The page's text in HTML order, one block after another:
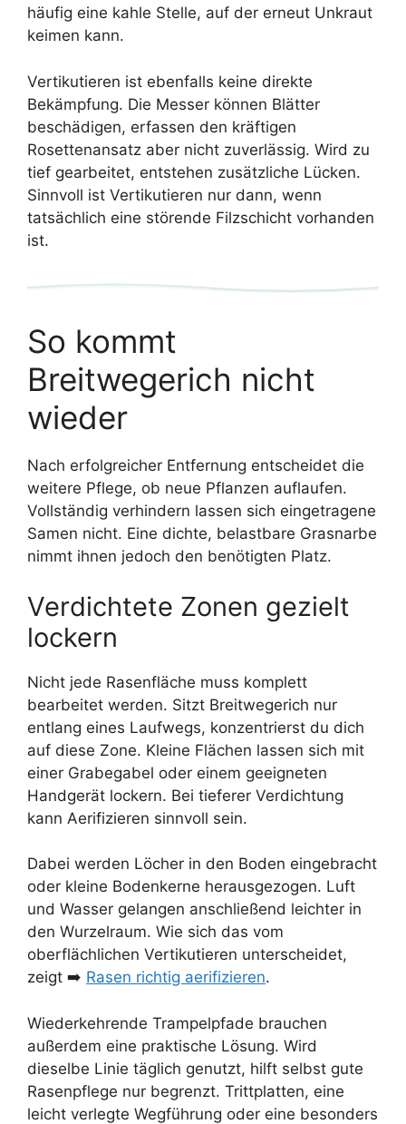
häufig eine kahle Stelle, auf der erneut Unkraut
keimen kann.
Vertikutieren ist ebenfalls keine direkte
Bekämpfung. Die Messer können Blätter
beschädigen, erfassen den kräftigen
Rosettenansatz aber nicht zuverlässig. Wird zu
tief gearbeitet, entstehen zusätzliche Lücken.
Sinnvoll ist Vertikutieren nur dann, wenn
tatsächlich eine störende Filzschicht vorhanden
ist.
So kommt
Breitwegerich nicht
wieder
Nach erfolgreicher Entfernung entscheidet die
weitere Pflege, ob neue Pflanzen auflaufen.
Vollständig verhindern lassen sich eingetragene
Samen nicht. Eine dichte, belastbare Grasnarbe
nimmt ihnen jedoch den benötigten Platz.
Verdichtete Zonen gezielt
lockern
Nicht jede Rasenfläche muss komplett
bearbeitet werden. Sitzt Breitwegerich nur
entlang eines Laufwegs, konzentrierst du dich
auf diese Zone. Kleine Flächen lassen sich mit
einer Grabegabel oder einem geeigneten
Handgerät lockern. Bei tieferer Verdichtung
kann Aerifizieren sinnvoll sein.
Dabei werden Löcher in den Boden eingebracht
oder kleine Bodenkerne herausgezogen. Luft
und Wasser gelangen anschließend leichter in
den Wurzelraum. Wie sich das vom
oberflächlichen Vertikutieren unterscheidet,
zeigt ➡️ Rasen richtig aerifizieren.
Wiederkehrende Trampelpfade brauchen
außerdem eine praktische Lösung. Wird
dieselbe Linie täglich genutzt, hilft selbst gute
Rasenpflege nur begrenzt. Trittplatten, eine
leicht verlegte Wegführung oder eine besonders